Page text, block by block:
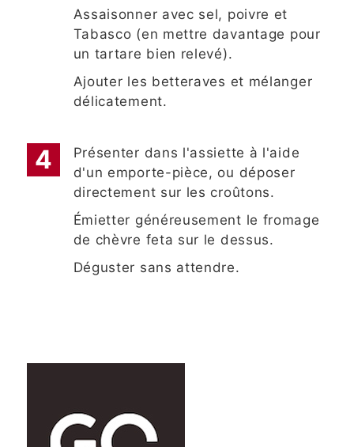
Assaisonner avec sel, poivre et
Tabasco (en mettre davantage pour
un tartare bien relevé).
Ajouter les betteraves et mélanger
délicatement.
Présenter dans l'assiette à l'aide
d'un emporte-pièce, ou déposer
directement sur les croûtons.
Émietter généreusement le fromage
de chèvre feta sur le dessus.
Déguster sans attendre.